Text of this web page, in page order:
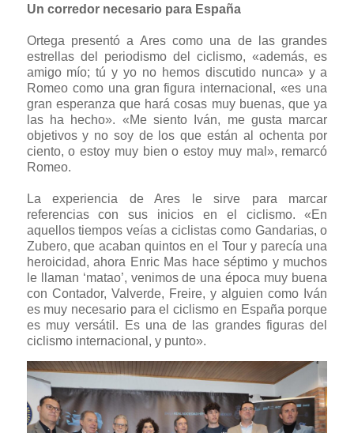
Un corredor necesario para España
Ortega presentó a Ares como una de las grandes
estrellas del periodismo del ciclismo, «además, es
amigo mío; tú y yo no hemos discutido nunca» y a
Romeo como una gran figura internacional, «es una
gran esperanza que hará cosas muy buenas, que ya
las ha hecho». «Me siento Iván, me gusta marcar
objetivos y no soy de los que están al ochenta por
ciento, o estoy muy bien o estoy muy mal», remarcó
Romeo.
La experiencia de Ares le sirve para marcar
referencias con sus inicios en el ciclismo. «En
aquellos tiempos veías a ciclistas como Gandarias, o
Zubero, que acaban quintos en el Tour y parecía una
heroicidad, ahora Enric Mas hace séptimo y muchos
le llaman ‘matao’, venimos de una época muy buena
con Contador, Valverde, Freire, y alguien como Iván
es muy necesario para el ciclismo en España porque
es muy versátil. Es una de las grandes figuras del
ciclismo internacional, y punto».